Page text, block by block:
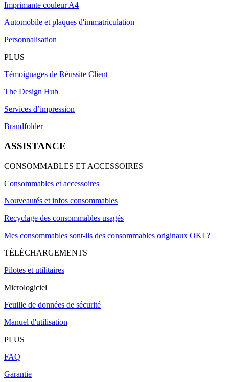
Imprimante couleur A4
Automobile et plaques d'immatriculation
Personnalisation
PLUS
Témoignages de Réussite Client
The Design Hub
Services d’impression
Brandfolder
ASSISTANCE
CONSOMMABLES ET ACCESSOIRES
Consommables et accessoires
Nouveautés et infos consommables
Recyclage des consommables usagés
Mes consommables sont-ils des consommables originaux OKI ?
TÉLÉCHARGEMENTS
Pilotes et utilitaires
Micrologiciel
Feuille de données de sécurité
Manuel d'utilisation
PLUS
FAQ
Garantie